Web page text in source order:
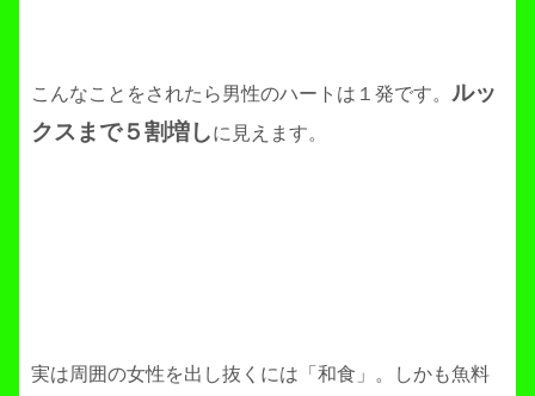
こんなことをされたら男性のハートは１発です。 ルッ
クスまで５割増しに見えます。
実は周囲の女性を出し抜くには「和食」。しかも魚料